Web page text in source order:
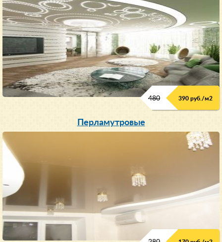
480 390 руб./м2
Перламутровые